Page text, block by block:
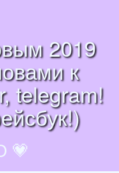
2019
к
telegram!
💗